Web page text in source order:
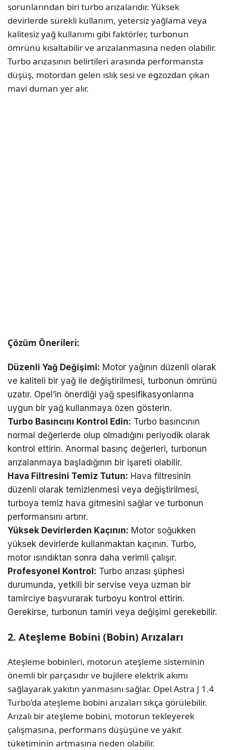
sorunlarından biri turbo arızalarıdır. Yüksek
devirlerde sürekli kullanım, yetersiz yağlama veya
kalitesiz yağ kullanımı gibi faktörler, turbonun
ömrünü kısaltabilir ve arızalanmasına neden olabilir.
Turbo arızasının belirtileri arasında performansta
düşüş, motordan gelen ıslık sesi ve egzozdan çıkan
mavi duman yer alır.
Çözüm Önerileri:
Düzenli Yağ Değişimi: Motor yağının düzenli olarak
ve kaliteli bir yağ ile değiştirilmesi, turbonun ömrünü
uzatır. Opel’in önerdiği yağ spesifikasyonlarına
uygun bir yağ kullanmaya özen gösterin.
Turbo Basıncını Kontrol Edin: Turbo basıncının
normal değerlerde olup olmadığını periyodik olarak
kontrol ettirin. Anormal basınç değerleri, turbonun
arızalanmaya başladığının bir işareti olabilir.
Hava Filtresini Temiz Tutun: Hava filtresinin
düzenli olarak temizlenmesi veya değiştirilmesi,
turboya temiz hava gitmesini sağlar ve turbonun
performansını artırır.
Yüksek Devirlerden Kaçının: Motor soğukken
yüksek devirlerde kullanmaktan kaçının. Turbo,
motor ısındıktan sonra daha verimli çalışır.
Profesyonel Kontrol: Turbo arızası şüphesi
durumunda, yetkili bir servise veya uzman bir
tamirciye başvurarak turboyu kontrol ettirin.
Gerekirse, turbonun tamiri veya değişimi gerekebilir.
2. Ateşleme Bobini (Bobin) Arızaları
Ateşleme bobinleri, motorun ateşleme sisteminin
önemli bir parçasıdır ve bujilere elektrik akımı
sağlayarak yakıtın yanmasını sağlar. Opel Astra J 1.4
Turbo’da ateşleme bobini arızaları sıkça görülebilir.
Arızalı bir ateşleme bobini, motorun tekleyerek
çalışmasına, performans düşüşüne ve yakıt
tüketiminin artmasına neden olabilir.